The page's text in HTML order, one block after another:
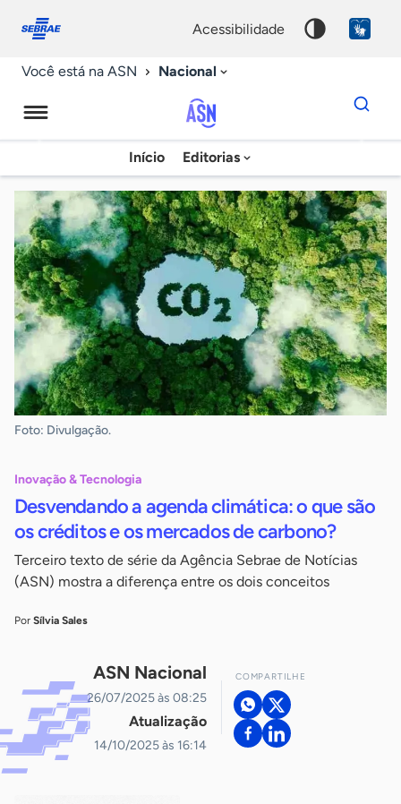
conosco
acessibilidade
Você está na ASN Nacional
Agência
Sebrae
de
Notícias
Início Editorias
Dados
para
chave
Foto: Divulgação.
Inovação & Tecnologia
Desvendando a agenda climática: o que são
os créditos e os mercados de carbono?
Terceiro texto de série da Agência Sebrae de Notícias
(ASN) mostra a diferença entre os dois conceitos
Por Sílvia Sales
ASN Nacional
26/07/2025 às 08:25
Atualização
14/10/2025 às 16:14
COMPARTILHE